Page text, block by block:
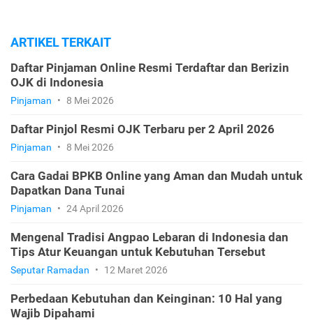
ARTIKEL TERKAIT
Daftar Pinjaman Online Resmi Terdaftar dan Berizin
OJK di Indonesia
Pinjaman • 8 Mei 2026
Daftar Pinjol Resmi OJK Terbaru per 2 April 2026
Pinjaman • 8 Mei 2026
Cara Gadai BPKB Online yang Aman dan Mudah untuk
Dapatkan Dana Tunai
Pinjaman • 24 April 2026
Mengenal Tradisi Angpao Lebaran di Indonesia dan
Tips Atur Keuangan untuk Kebutuhan Tersebut
Seputar Ramadan • 12 Maret 2026
Perbedaan Kebutuhan dan Keinginan: 10 Hal yang
Wajib Dipahami